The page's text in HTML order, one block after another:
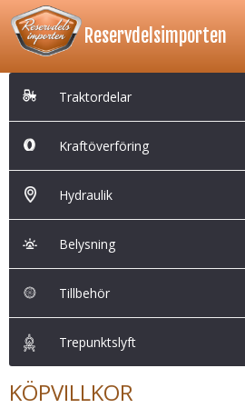
RESERVDELSIMPORTEN
TILL KASSAN
Hydraulik
Belysning
Tillbehör
Reservdelsimporten
Traktordelar
Kraftöverföring
Hydraulik
Belysning
Tillbehör
Trepunktslyft
KÖPVILLKOR